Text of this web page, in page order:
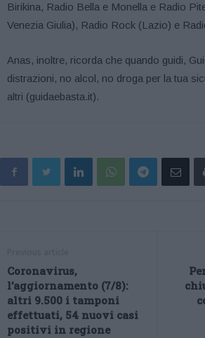
Birikina, Radio Bella e Monella e Radio
Venezia Giulia), Radio Rock (Lazio) e
Anas, inoltre, ricorda che quando guidi,
distrazioni, no alcol, no droga per la tua
altri (guidaebasta.it).
Coronavirus,
l’aggiornamento (7/8):
altri 9.500 i tamponi
effettuati, 54 nuovi casi
positivi in regione